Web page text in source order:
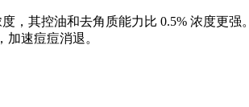
，其控油和去角质能力比 0.5% 浓度更强
速痘痘消退。